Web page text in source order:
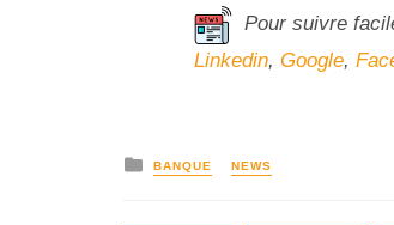
Pour suivre
Linkedin, Google,
BANQUE NEWS